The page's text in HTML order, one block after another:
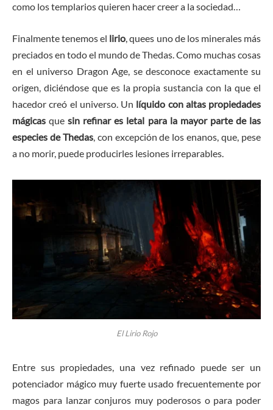
como los templarios quieren hacer creer a la sociedad…
Finalmente tenemos el lirio, quees uno de los minerales más
preciados en todo el mundo de Thedas. Como muchas cosas
en el universo Dragon Age, se desconoce exactamente su
origen, diciéndose que es la propia sustancia con la que el
hacedor creó el universo. Un líquido con altas propiedades
mágicas quesin refinar es letal para la mayor parte de las
especies de Thedas, con excepción de los enanos, que, pese
a no morir, puede producirles lesiones irreparables.
El Lirio Rojo
Entre sus propiedades, una vez refinado puede ser un
potenciador mágico muy fuerte usado frecuentemente por
magos para lanzar conjuros muy poderosos o para poder